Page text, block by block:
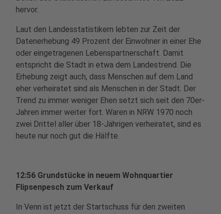
hervor.
Laut den Landesstatistikern lebten zur Zeit der
Datenerhebung 49 Prozent der Einwohner in einer Ehe
oder eingetragenen Lebenspartnerschaft. Damit
entspricht die Stadt in etwa dem Landestrend. Die
Erhebung zeigt auch, dass Menschen auf dem Land
eher verheiratet sind als Menschen in der Stadt. Der
Trend zu immer weniger Ehen setzt sich seit den 70er-
Jahren immer weiter fort. Waren in NRW 1970 noch
zwei Drittel aller über 18-Jährigen verheiratet, sind es
heute nur noch gut die Hälfte.
12:56 Grundstücke in neuem Wohnquartier
Flipsenpesch zum Verkauf
In Venn ist jetzt der Startschuss für den zweiten